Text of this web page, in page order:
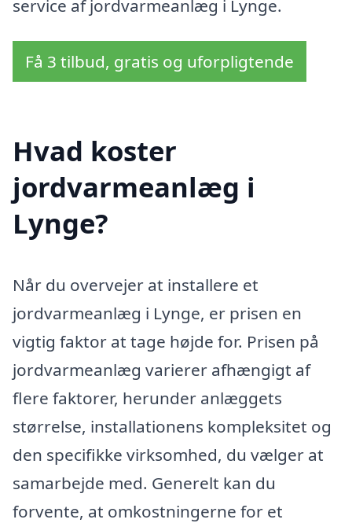
service af jordvarmeanlæg i Lynge.
Få 3 tilbud, gratis og uforpligtende
Hvad koster
jordvarmeanlæg i
Lynge?
Når du overvejer at installere et
jordvarmeanlæg i Lynge, er prisen en
vigtig faktor at tage højde for. Prisen på
jordvarmeanlæg varierer afhængigt af
flere faktorer, herunder anlæggets
størrelse, installationens kompleksitet og
den specifikke virksomhed, du vælger at
samarbejde med. Generelt kan du
forvente, at omkostningerne for et